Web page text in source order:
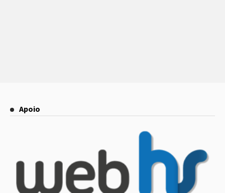
Apoio